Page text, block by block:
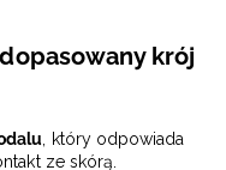
krój
, który odpowiada
ze skórą.